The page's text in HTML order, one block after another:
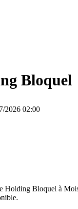
Bloquel
2026 02:00
Bloquel à